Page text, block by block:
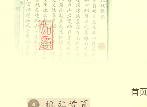
首页